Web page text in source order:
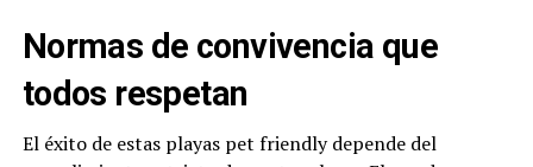
Normas de convivencia que
todos respetan
El éxito de estas playas pet friendly depende del